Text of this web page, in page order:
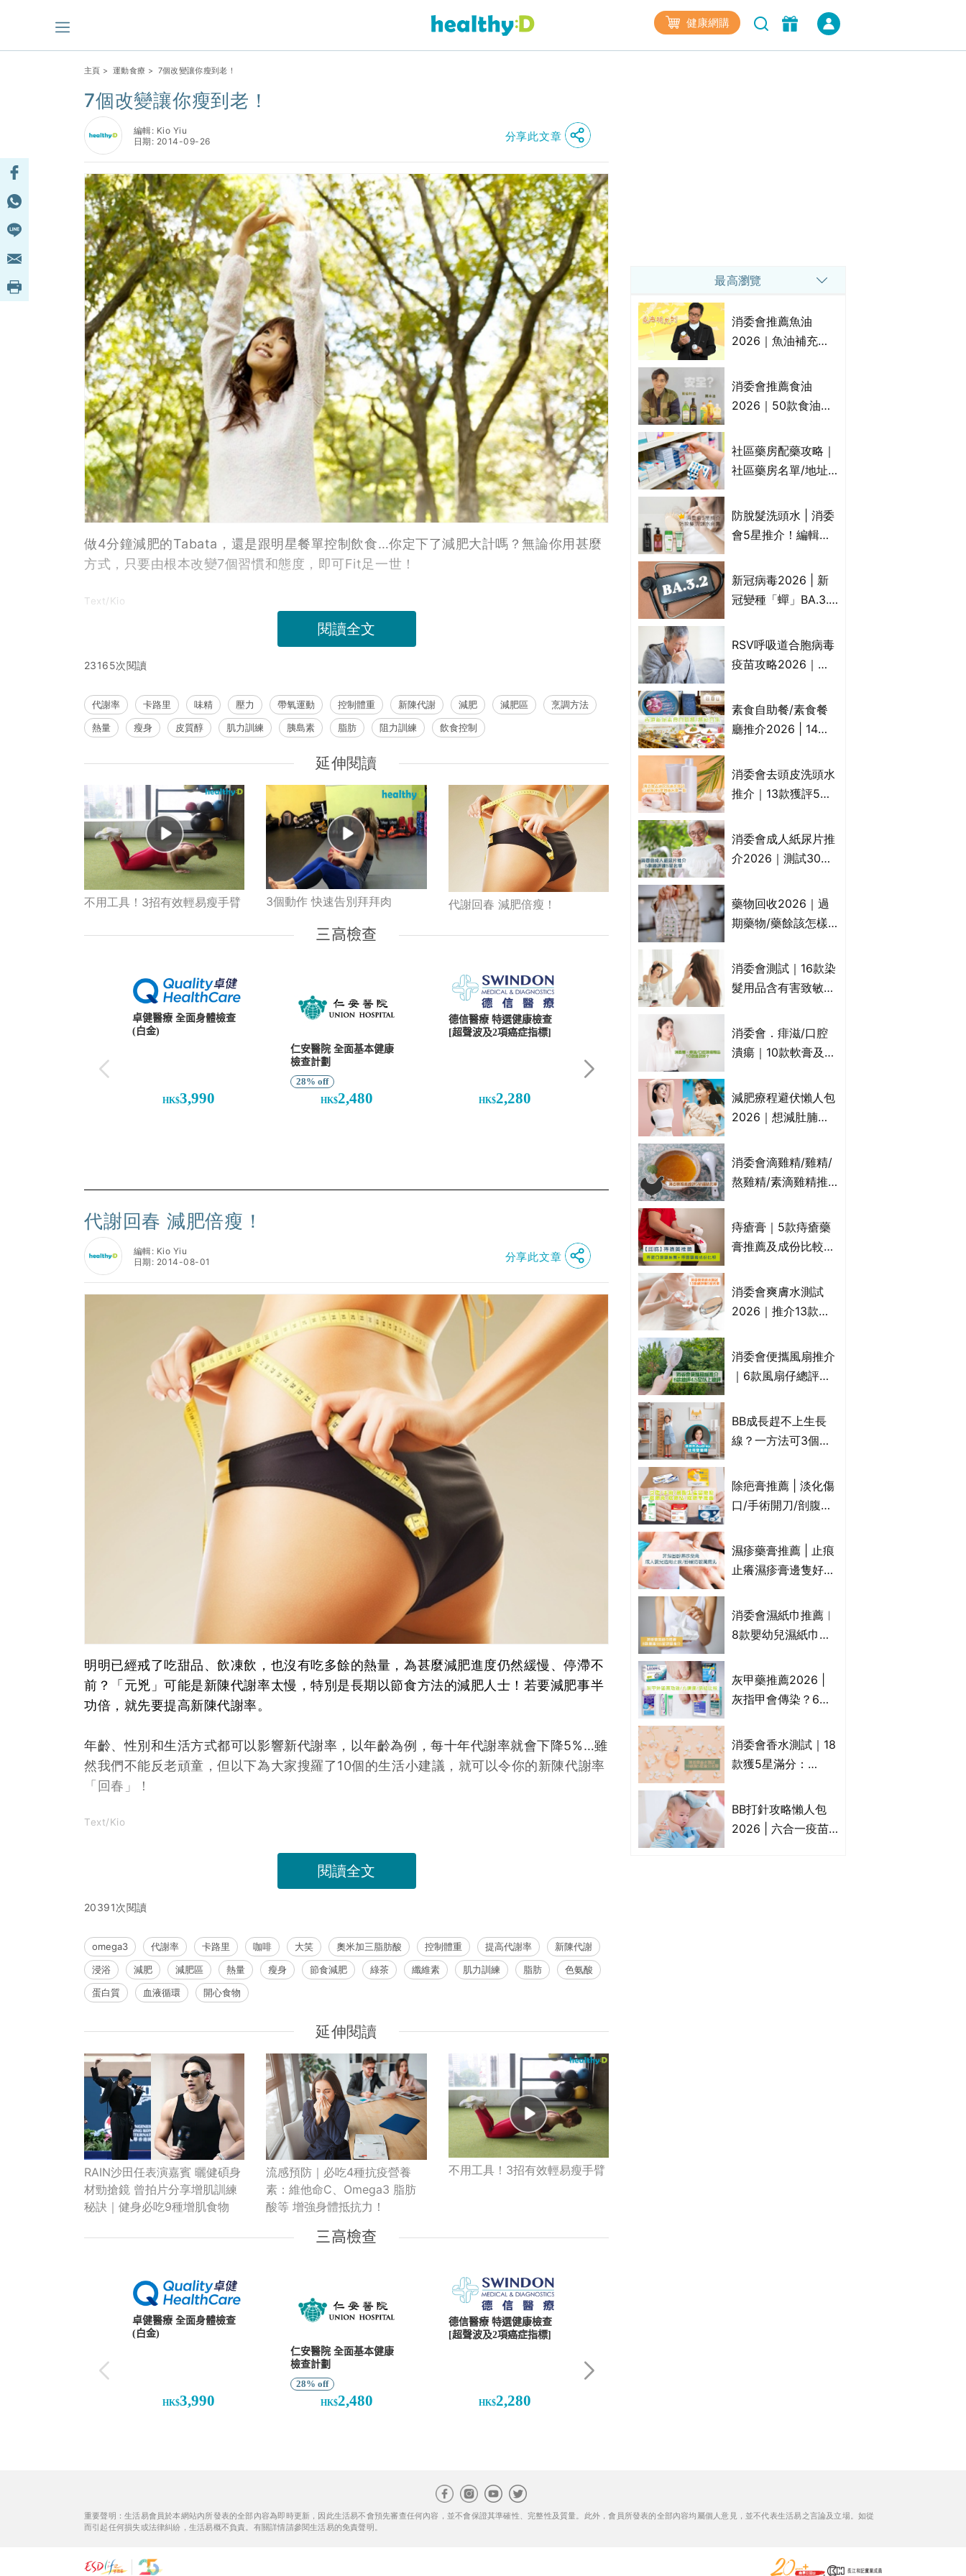
健康網購
主頁 > 運動食療 > 7個改變讓你瘦到老！
7個改變讓你瘦到老！
編輯: Kio Yiu
日期: 2014-09-26
分享此文章
做4分鐘減肥的Tabata，還是跟明星餐單控制飲食…你定下了減肥大計嗎？無論你用甚麼
方式，只要由根本改變7個習慣和態度，即可Fit足一世！
Text/Kio
閱讀全文
23165次閱讀
代謝率 卡路里 味精 壓力 帶氧運動 控制體重 新陳代謝 減肥 減肥區
烹調方法
熱量
瘦身 皮質醇 肌力訓練 胰島素 脂肪 阻力訓練 飲食控制
延伸閱讀
不用工具！3招有效輕易瘦手臂 3個動作 快速告別拜拜肉 代謝回春 減肥倍瘦！
代謝回春 減肥倍瘦！
編輯: Kio Yiu
日期: 2014-08-01
分享此文章
明明已經戒了吃甜品、飲凍飲，也沒有吃多餘的熱量，為甚麼減肥進度仍然緩慢、停滯不
前？「元兇」可能是新陳代謝率太慢，特別是長期以節食方法的減肥人士！若要減肥事半
功倍，就先要提高新陳代謝率。
年齡、性別和生活方式都可以影響新代謝率，以年齡為例，每十年代謝率就會下降5%…雖
然我們不能反老頑童，但以下為大家搜羅了10個的生活小建議，就可以令你的新陳代謝率
「回春」！
Text/Kio
閱讀全文
20391次閱讀
omega3 代謝率 卡路里 咖啡 大笑 奧米加三脂肪酸 控制體重 提高代謝率
新陳代謝
浸浴
減肥 減肥區 熱量 瘦身 節食減肥 綠茶 纖維素 肌力訓練 脂肪
色氨酸
蛋白質
血液循環 開心食物
延伸閱讀
RAIN沙田任表演嘉賓 曬健碩身
材勁搶鏡 曾拍片分享增肌訓練
秘訣｜健身必吃9種增肌食物
流感預防｜必吃4種抗疫營養
素：維他命C、Omega3 脂肪
酸等 增強身體抵抗力！
不用工具！3招有效輕易瘦手臂
最高瀏覽
消委會推薦魚油
2026｜魚油補充劑
名單｜附1款國際魚
油標準5星認證 針對
消委會推薦食油
2026｜50款食油評
物｜21款健康煮食油
總評達5星滿分名單
花籽油/花生油等)
社區藥房配藥攻略｜
社區藥房名單/地址/
法一覽表｜社區藥房
是甚麼？可以申請藥
防脫髮洗頭水 | 消委
會5星推介！編輯加
比較：位元堂、呂、
PANTOGAR、純素
新冠病毒2026 | 新
冠變種「蟬」BA.3.2
播、風險與預防方法
一文睇
RSV呼吸道合胞病毒
疫苗攻略2026｜
高危？RSV疫苗價錢
比較、打針後反應處
素食自助餐/素食餐
廳推介2026 | 14間
中式/印度/東南亞/港
式/Fusion素食齋菜
消委會去頭皮洗頭水
推介｜13款獲評5星
KLORANE、沙宣、
呂、LUX等上榜｜4
消委會成人紙尿片推
介2026｜測試30款
滲墊防漏表現/回滲/
化學物質檢測等｜5
藥物回收2026｜過
期藥物/藥餘該怎樣
地點一覽｜屈臣氏、
萬寧、首衛、綠領行
消委會測試｜16款染
髮用品含有害致敏物
介!50惠、Return回
本、Furnte、Rerise
消委會．痱滋/口腔
潰瘍｜10款軟膏及啫
屬處方藥物？有哪些
受關注成分？｜必知
減肥療程避伏懶人包
2026｜想減肚腩但
VS不良黑店5大手法
對比｜SLIMTONE減
消委會滴雞精/雞精/
熬雞精/素滴雞精推
款含致癌物 9款總評
達5星滿分名單 屈臣
痔瘡膏｜5款痔瘡藥
膏推薦及成份比較
有效紓緩痔瘡疼痛痕
癢｜附痔瘡成因及病
消委會爽膚水測試
2026｜推介13款總
Cetaphil、The
Ordinary、
消委會便攜風扇推介
｜6款風扇仔總評達
品 MUJI、
Francfranc、
BB成長趕不上生長
線？一方法可3個月
懂得把握1歲起「長
高黃金期」
除疤膏推薦 | 淡化傷
口/手術開刀/剖腹生
藥膏/除疤筆/除疤貼
比較（消委會教揀選
濕疹藥膏推薦 | 止痕
止癢濕疹膏邊隻好？
膏/濕疹膏 嬰兒BB濕
疹皮膚適用！紓緩防
一覽)
消委會濕紙巾推薦︱
8款嬰幼兒濕紙巾獲
屈臣氏watsons、強
生Johnson's等｜測
灰甲藥推薦2026 |
灰指甲會傳染？6款
膏/抗甲癬油劑的功
效/價格比較：羅霉
消委會香水測試｜18
款獲5星滿分：
ARMANI、Marks &
Spencer、CHANEL
BB打針攻略懶人包
2026 | 六合一疫苗
重要聲明：生活易會員於本網站內所發表的全部內容為即時更新，因此生活易不會預先審查任何內容，並不會保證其準確性、完整性及質量。此外，會員所發表的全部內容均屬個人意見，並不代表生活易之言論及立場。如從
而引起任何損失或法律糾紛，生活易概不負責。有關詳情請參閱生活易的免責聲明。